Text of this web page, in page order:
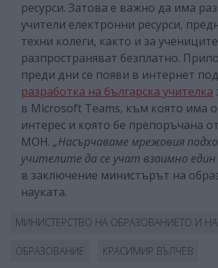
ресурси. Затова е важно да има
учители електронни ресурси,
техни колеги, както и за
разпространяват безплатно.
преди дни се появи в интернет
разработка на българска учителка
в Microsoft Teams, към която има
интерес и която бе препоръчана от
МОН. „Насърчаваме мрежовия
учителите да се учат взаимно един
в заключение министърът на
науката.
МИНИСТЕРСТВО НА ОБРАЗОВАНИЕТО И
ОБРАЗОВАНИЕ КРАСИМИР ВЪЛЧЕВ